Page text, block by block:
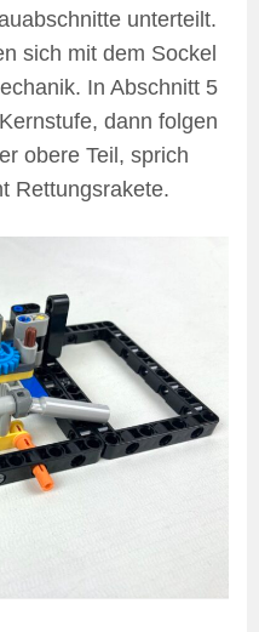
unterteilt.
sich mit dem Sockel
In Abschnitt 5
dann folgen
obere Teil, sprich
Rettungsrakete.